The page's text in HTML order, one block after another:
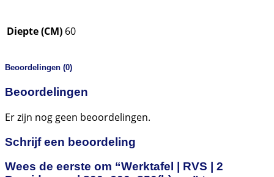
Diepte (CM) 60
Beoordelingen (0)
Beoordelingen
Er zijn nog geen beoordelingen.
Schrijf een beoordeling
Wees de eerste om “Werktafel | RVS | 2